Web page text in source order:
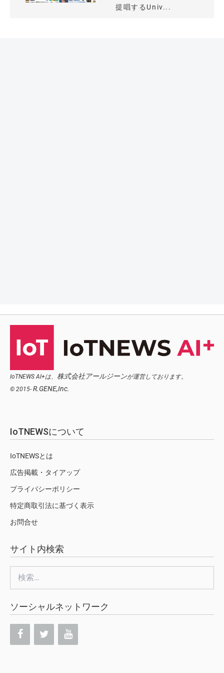
提唱するUniv...
IoTNEWS AI+は、 株式会社アールジーンが運営しております。
© 2015- R.GENE,Inc.
IoTNEWSについて
IoTNEWSとは
広告掲載・タイアップ
プライバシーポリシー
特定商取引法に基づく表示
お問合せ
サイト内検索
ソーシャルネットワーク